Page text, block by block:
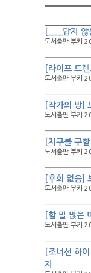
[___답지
도서출판 부키
[라이프 트
도서출판 부키
[작가의 방]
도서출판 부키
[지구를 구
도서출판 부키
[후회 없음]
도서출판 부키
[할 말 많은
도서출판 부키
[조너선 하
지